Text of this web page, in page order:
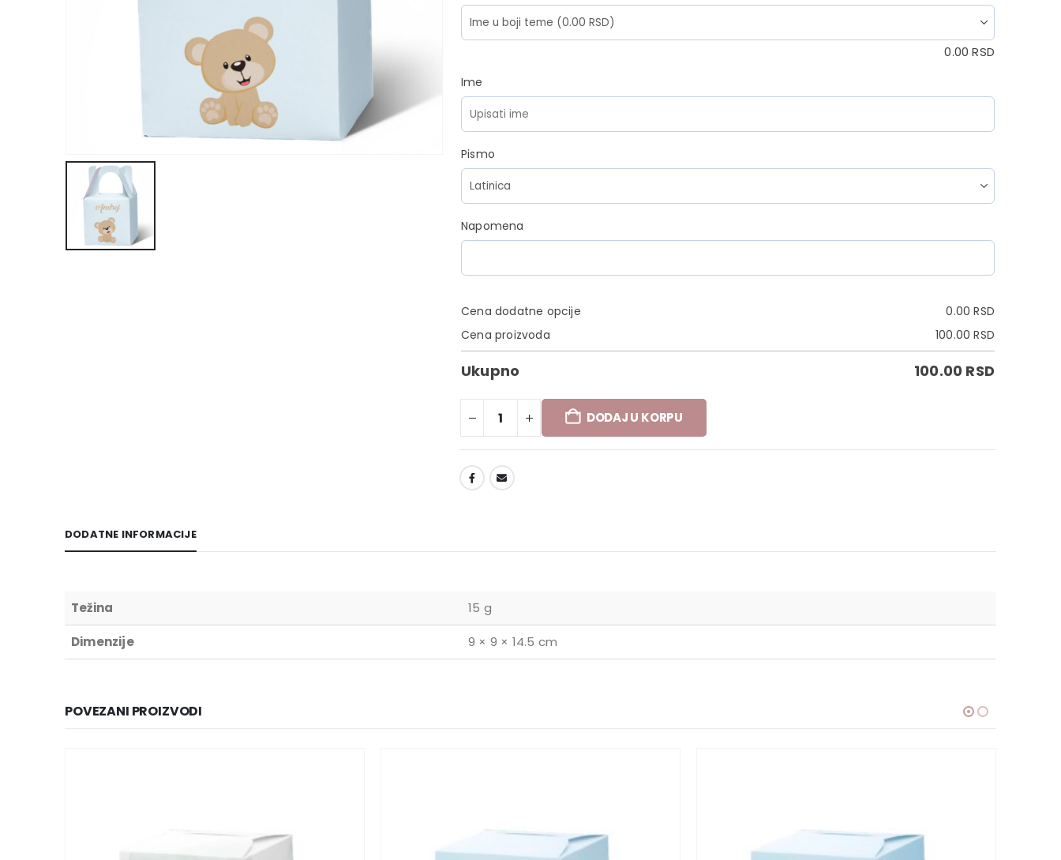
0.00RSD
Ime
Pismo
Napomena
Cena dodatne opcije 0.00RSD
Cena proizvoda
100.00RSD
Ukupno 100.00 RSD
DODAJ U KORPU
DODATNE INFORMACIJE
Težina 15 g
Dimenzije 9 × 9 × 14.5 cm
POVEZANI PROIZVODI